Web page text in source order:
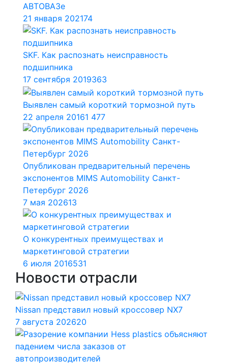
АВТОВАЗе
21 января 202174
SKF. Как распознать неисправность
подшипника
17 сентября 2019363
Выявлен самый короткий тормозной путь
22 апреля 20161 477
Опубликован предварительный перечень
экспонентов MIMS Automobility Санкт-
Петербург 2026
7 мая 202613
О конкурентных преимуществах и
маркетинговой стратегии
6 июля 2016531
Новости отрасли
Nissan представил новый кроссовер NX7
7 августа 202620